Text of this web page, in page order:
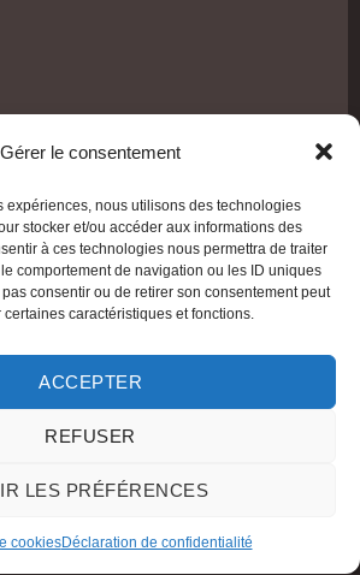
Gérer le consentement
expériences, nous utilisons des technologies
stocker et/ou accéder aux informations des
à ces technologies nous permettra de traiter
comportement de navigation ou les ID uniques
consentir ou de retirer son consentement peut
caractéristiques et fonctions.
ACCEPTER
REFUSER
LES PRÉFÉRENCES
cookiesDéclaration de confidentialité